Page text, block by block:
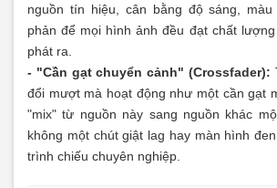
nguồn tín hiệu, cân bằng độ sáng,
phản để mọi hình ảnh đều đạt chất
phát ra.
- "Cần gạt chuyển cảnh" (Crossfader):
đổi mượt mà hoạt động như một cần gạt
"mix" từ nguồn này sang nguồn khác
không một chút giật lag hay màn hình
trình chiếu chuyên nghiệp.